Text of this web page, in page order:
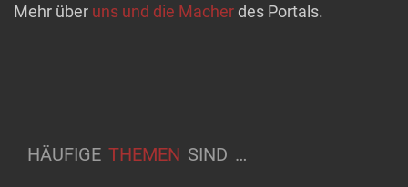
Mehr über uns und die Macherdes Portals.
HÄUFIGE THEMEN SIND …